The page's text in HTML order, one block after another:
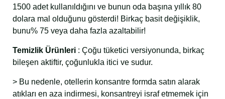
1500 adet kullanıldığını ve bunun oda başına yıllık 80
dolara mal olduğunu gösterdi! Birkaç basit değişiklik,
bunu% 75 veya daha fazla azaltabilir!
Temizlik Ürünleri : Çoğu tüketici versiyonunda, birkaç
bileşen aktiftir, çoğunlukla itici ve sudur.
> Bu nedenle, otellerin konsantre formda satın alarak
atıkları en aza indirmesi, konsantreyi israf etmemek için